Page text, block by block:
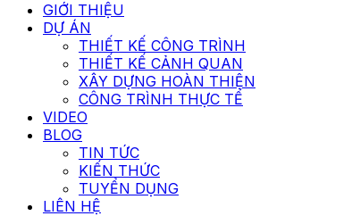
GIỚI THIỆU
DỰ ÁN
THIẾT KẾ CÔNG TRÌNH
THIẾT KẾ CẢNH QUAN
XÂY DỰNG HOÀN THIỆN
CÔNG TRÌNH THỰC TẾ
VIDEO
BLOG
TIN TỨC
KIẾN THỨC
TUYỂN DỤNG
LIÊN HỆ